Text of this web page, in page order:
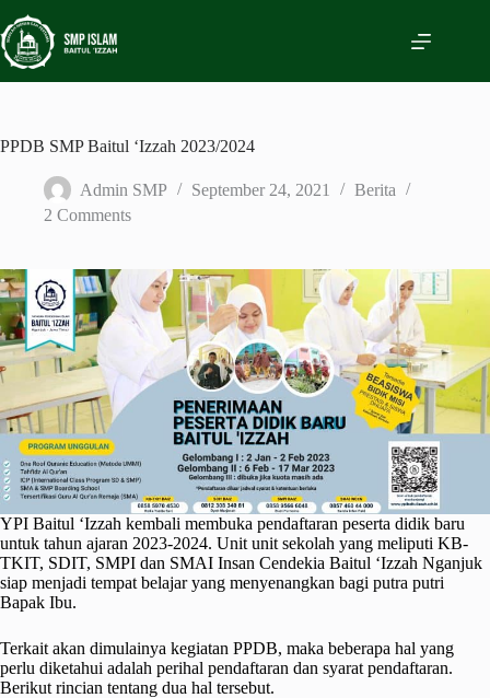
to
content
PPDB SMP Baitul ‘Izzah 2023/2024
Admin SMP September 24, 2021
Berita
2 Comments
YPI Baitul ‘Izzah kembali membuka pendaftaran peserta didik baru
untuk tahun ajaran 2023-2024. Unit unit sekolah yang meliputi KB-
TKIT, SDIT, SMPI dan SMAI Insan Cendekia Baitul ‘Izzah Nganjuk
siap menjadi tempat belajar yang menyenangkan bagi putra putri
Bapak Ibu.
Terkait akan dimulainya kegiatan PPDB, maka beberapa hal yang
perlu diketahui adalah perihal pendaftaran dan syarat pendaftaran.
Berikut rincian tentang dua hal tersebut.